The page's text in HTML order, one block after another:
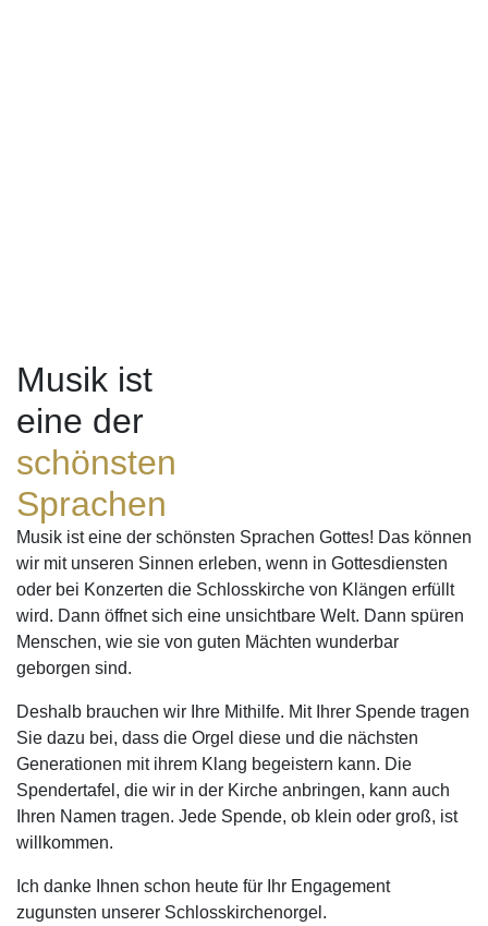
Musik ist
eine der
schönsten
Sprachen
Musik ist eine der schönsten Sprachen Gottes! Das können
wir mit unseren Sinnen erleben, wenn in Gottesdiensten
oder bei Konzerten die Schlosskirche von Klängen erfüllt
wird. Dann öffnet sich eine unsichtbare Welt. Dann spüren
Menschen, wie sie von guten Mächten wunderbar
geborgen sind.
Deshalb brauchen wir Ihre Mithilfe. Mit Ihrer Spende tragen
Sie dazu bei, dass die Orgel diese und die nächsten
Generationen mit ihrem Klang begeistern kann. Die
Spendertafel, die wir in der Kirche anbringen, kann auch
Ihren Namen tragen. Jede Spende, ob klein oder groß, ist
willkommen.
Ich danke Ihnen schon heute für Ihr Engagement
zugunsten unserer Schlosskirchenorgel.